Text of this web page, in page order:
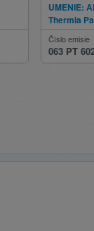
UMENIE:
Thermia
Číslo emisie
063 PT